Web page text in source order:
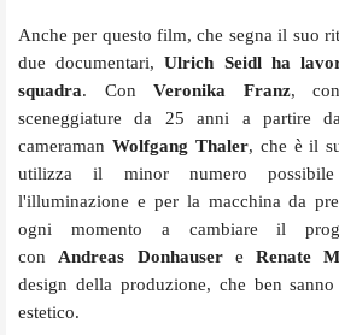
Anche per questo film, che segna il suo
due documentari,Ulrich Seidl ha
squadra. Con Veronika Franz,
sceneggiature da 25 anni a partire
cameraman Wolfgang Thaler, che è il
utilizza il minor numero
l'illuminazione e per la macchina da
ogni momento a cambiare il
con Andreas DonhausereRenate
design della produzione, che ben
estetico.